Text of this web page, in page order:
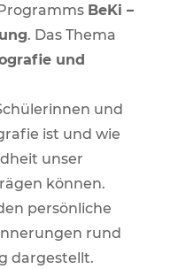
BeKi –
. Das Thema
und
und
ist und wie
unser
können.
persönliche
rund
dargestellt.